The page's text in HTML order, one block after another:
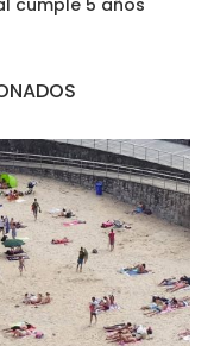
cumple 5 años